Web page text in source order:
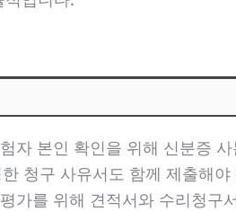
자 본인 확인을 위해 신분증
청구 사유서도 함께 제출해
가를 위해 견적서와 수리청구